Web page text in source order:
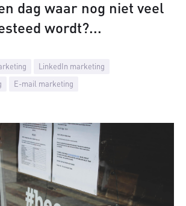
LinkedIn marketing
E-mail marketing
dag waar nog niet veel
wordt?